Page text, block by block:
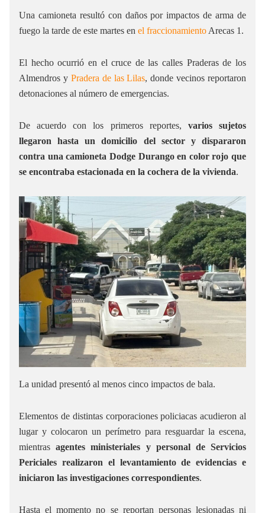
Una camioneta resultó con daños por impactos de arma de
fuego la tarde de este martes en el fraccionamiento Arecas 1.
El hecho ocurrió en el cruce de las calles Praderas de los
Almendros y Pradera de las Lilas, donde vecinos reportaron
detonaciones al número de emergencias.
De acuerdo con los primeros reportes, varios sujetos
llegaron hasta un domicilio del sector y dispararon
contra una camioneta Dodge Durango en color rojo que
se encontraba estacionada en la cochera de la vivienda.
La unidad presentó al menos cinco impactos de bala.
Elementos de distintas corporaciones policiacas acudieron al
lugar y colocaron un perímetro para resguardar la escena,
mientrasagentes ministeriales y personal de Servicios
Periciales realizaron el levantamiento de evidencias e
iniciaron las investigaciones correspondientes.
Hasta el momento no se reportan personas lesionadas ni